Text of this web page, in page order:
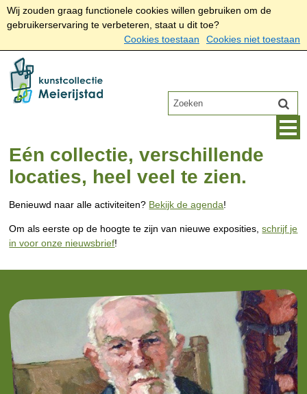
Wij zouden graag functionele cookies willen gebruiken om de
gebruikerservaring te verbeteren, staat u dit toe?
Cookies toestaan
Cookies niet toestaan
Eén collectie, verschillende
locaties, heel veel te zien.
Benieuwd naar alle activiteiten? Bekijk de agenda!
Om als eerste op de hoogte te zijn van nieuwe exposities,schrijf je
in voor onze nieuwsbrief!